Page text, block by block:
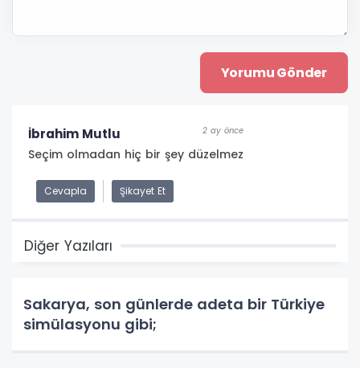
İbrahim Mutlu 2 ay önce
Seçim olmadan hiç bir şey düzelmez
Cevapla Şikayet Et
Diğer Yazıları
Sakarya, son günlerde adeta bir Türkiye
simülasyonu gibi;